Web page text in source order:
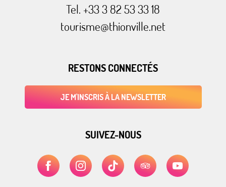
Tel. +33 3 82 53 33 18
tourisme@thionville.net
RESTONS CONNECTÉS
JE M'INSCRIS À LA NEWSLETTER
SUIVEZ-NOUS